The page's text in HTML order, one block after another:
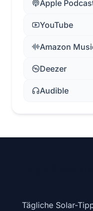
Apple
YouTube
Amazon
Deezer
Audible
Tägliche Solar-